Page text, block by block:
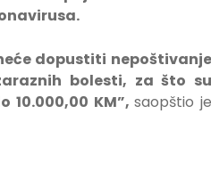
dopustiti nepoštivanje
bolesti, za što su
10.000,00 KM”,saopštio je